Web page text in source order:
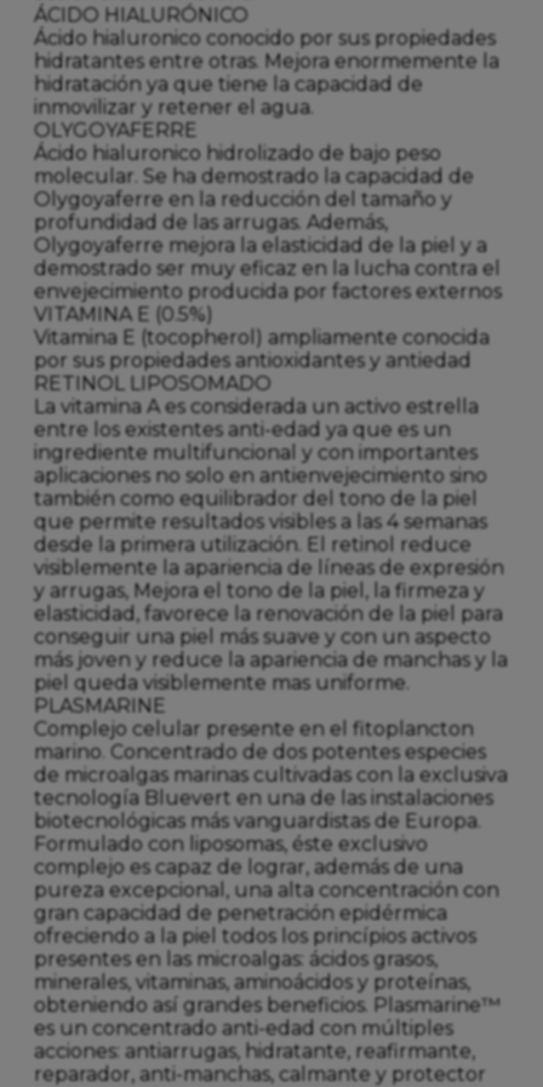
ÁCIDO HIALURÓNICO
Ácido hialuronico conocido por sus propiedades
hidratantes entre otras. Mejora enormemente la
hidratación ya que tiene la capacidad de
inmovilizar y retener el agua.
OLYGOYAFERRE
Ácido hialuronico hidrolizado de bajo peso
molecular. Se ha demostrado la capacidad de
Olygoyaferre en la reducción del tamaño y
profundidad de las arrugas. Además,
Olygoyaferre mejora la elasticidad de la piel y a
demostrado ser muy eficaz en la lucha contra el
envejecimiento producida por factores externos
VITAMINA E (0.5%)
Vitamina E (tocopherol) ampliamente conocida
por sus propiedades antioxidantes y antiedad
RETINOL LIPOSOMADO
La vitamina A es considerada un activo estrella
entre los existentes anti-edad ya que es un
ingrediente multifuncional y con importantes
aplicaciones no solo en antienvejecimiento sino
también como equilibrador del tono de la piel
que permite resultados visibles a las 4 semanas
desde la primera utilización. El retinol reduce
visiblemente la apariencia de líneas de expresión
y arrugas, Mejora el tono de la piel, la firmeza y
elasticidad, favorece la renovación de la piel para
conseguir una piel más suave y con un aspecto
más joven y reduce la apariencia de manchas y la
piel queda visiblemente mas uniforme.
PLASMARINE
Complejo celular presente en el fitoplancton
marino. Concentrado de dos potentes especies
de microalgas marinas cultivadas con la exclusiva
tecnología Bluevert en una de las instalaciones
biotecnológicas más vanguardistas de Europa.
Formulado con liposomas, éste exclusivo
complejo es capaz de lograr, además de una
pureza excepcional, una alta concentración con
gran capacidad de penetración epidérmica
ofreciendo a la piel todos los princípios activos
presentes en las microalgas: ácidos grasos,
minerales, vitaminas, aminoácidos y proteínas,
obteniendo así grandes beneficios. Plasmarine™
es un concentrado anti-edad con múltiples
acciones: antiarrugas, hidratante, reafirmante,
reparador, anti-manchas, calmante y protector